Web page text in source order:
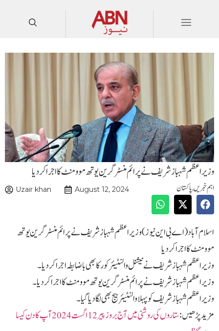
وزیراعظم شہبازشریف نےپرائم منسٹرگرین یوتھ موومنٹ کااجراکردیا
اہم خبریں,پاکستان Uzair khan August 12, 2024
اسلام آباد (اے بی این نیوز) وزیراعظم شہبازشریف نےپرائم منسٹرگرین یوتھ
موومنٹ کااجراکردیا
وزیراعظم شہبازشریف نےنیشنل والنٹیئرکورکابھی باضابطہ اجراکردیا۔
وزیراعظم شہبازشریف نے پرائم منسٹرگرین یوتھ موومنٹ کااجراکردیا۔
وزیراعظم شہبازشریف کوپہلاوالنٹیئربیج بھی لگادیاگیا۔
مزید پڑھیں :
ستاروں کی روشنی میں آج بروزپیر 12اگست 2024 آپ کا دن کیسا